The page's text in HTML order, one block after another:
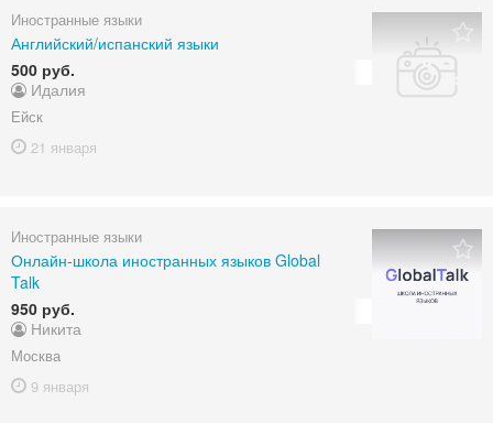
Иностранные языки
Английский/испанский языки
500 руб.
Идалия
Ейск
21 января
Иностранные языки
Онлайн-школа иностранных языков Global
Talk
950 руб.
Никита
Москва
9 января